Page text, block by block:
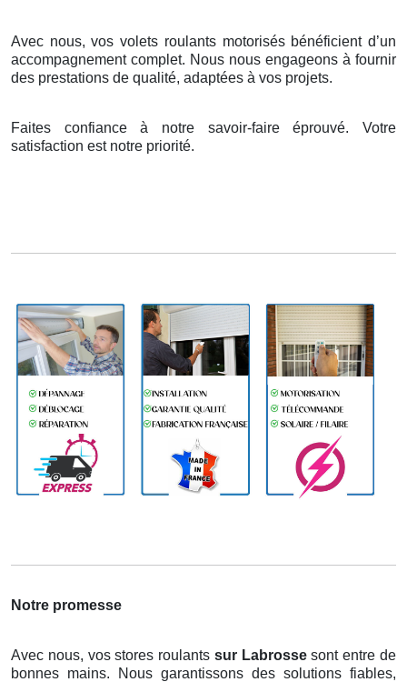
Avec nous, vos volets roulants motorisés bénéficient d’un
accompagnement complet. Nous nous engageons à fournir
des prestations de qualité, adaptées à vos projets.
Faites confiance à notre savoir-faire éprouvé. Votre
satisfaction est notre priorité.
Notre promesse
Avec nous, vos stores roulants sur Labrossesont entre de
bonnes mains. Nous garantissons des solutions fiables,